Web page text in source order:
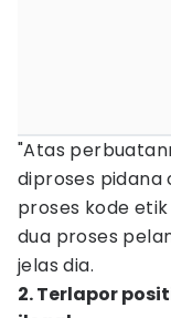
"Atas
diproses pidana
proses kode
dua proses
jelas dia.
2. Terlapor